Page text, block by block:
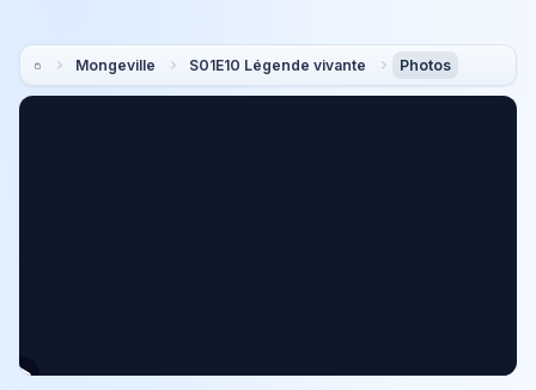
Mongeville S01E10 Légende vivante Photos